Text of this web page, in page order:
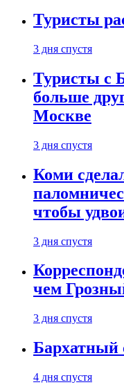
Туристы
3 дня спустя
Туристы с
больше
Москве
3 дня спустя
Коми
чтобы
3 дня спустя
чем
3 дня спустя
Бархатный
4 дня спустя